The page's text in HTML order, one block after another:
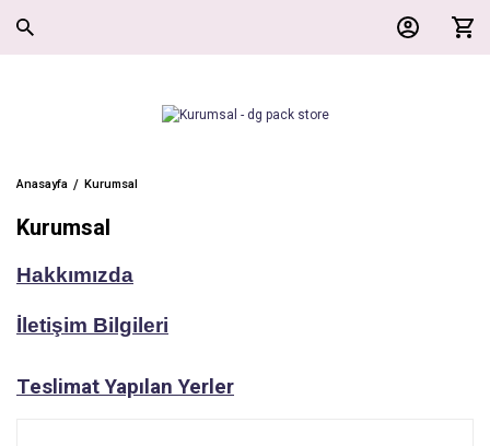
Anasayfa Kurumsal
Kurumsal
Hakkımızda
İletişim Bilgileri
Teslimat Yapılan Yerler